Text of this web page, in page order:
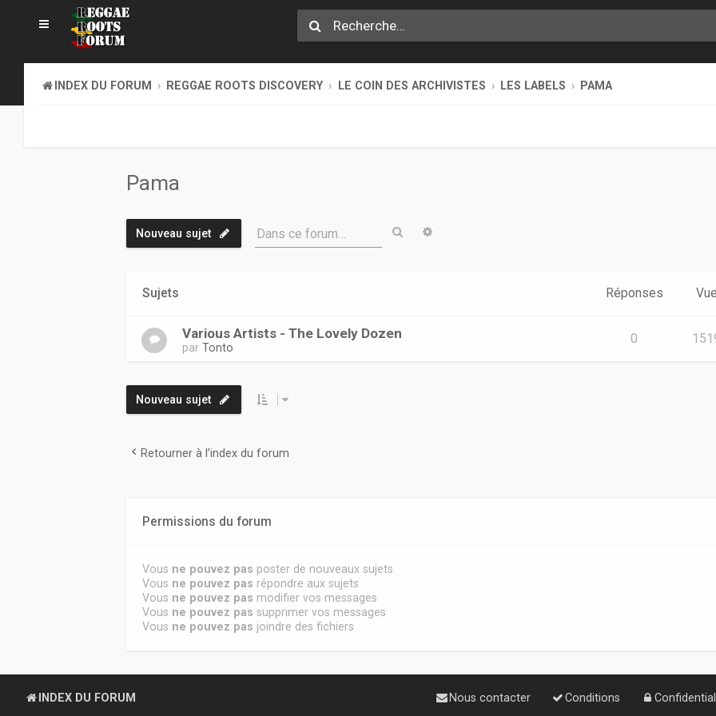
INDEX DU FORUM REGGAE ROOTS DISCOVERY LE COIN DES ARCHIVISTES LES LABELS PAMA
Pama
Nouveau sujet Dans ce forum… Rechercher
Sujets Réponses
Various Artists - The Lovely Dozen
parTonto
0
Nouveau sujet
Retourner à l’index du forum
Permissions du forum
Vous ne pouvez pas poster de nouveaux sujets
Vous ne pouvez pas répondre aux sujets
Vous ne pouvez pas modifier vos messages
Vous ne pouvez pas supprimer vos messages
Vous ne pouvez pas joindre des fichiers
INDEX DU FORUM Conditions
Nous contacter